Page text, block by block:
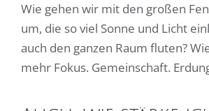
Wie gehen wir mit den großen
um, die so viel Sonne und Licht
auch den ganzen Raum fluten?
mehr Fokus. Gemeinschaft.